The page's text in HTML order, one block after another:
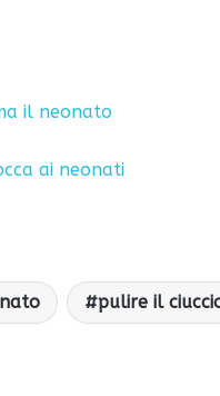
il neonato
ai neonati
pulire il